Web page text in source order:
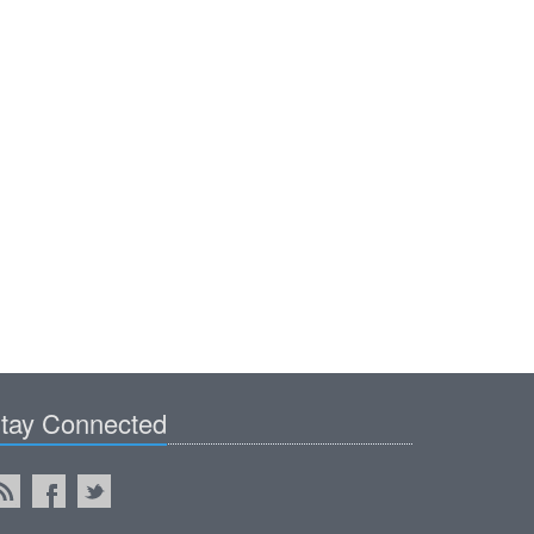
Connected